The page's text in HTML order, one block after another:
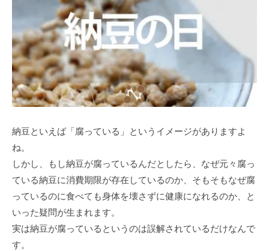
納豆といえば「腐っている」というイメージがありますよ
ね。
しかし、もし納豆が腐っているんだとしたら、なぜ元々腐っ
ている納豆に消費期限が存在しているのか、そもそもなぜ腐
っているのに食べても身体を壊さずに健康になれるのか、と
いった疑問が生まれます。
実は納豆が腐っているというのは誤解されているだけなんで
す。